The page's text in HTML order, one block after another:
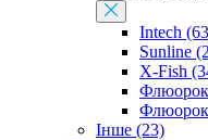
Intech
Sunline
X-Fish
Інше (23)